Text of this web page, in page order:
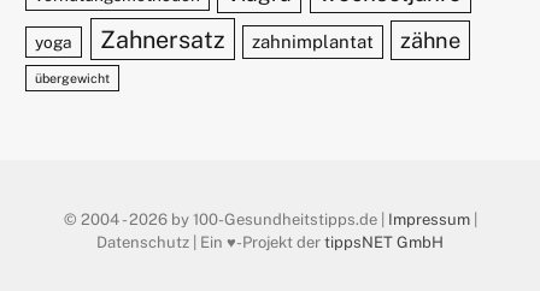
yoga Zahnersatz zahnimplantat zähne
übergewicht
© 2004 - 2026 by 100-Gesundheitstipps.de | Impressum|
Datenschutz | Ein ♥️-Projekt der tippsNET GmbH